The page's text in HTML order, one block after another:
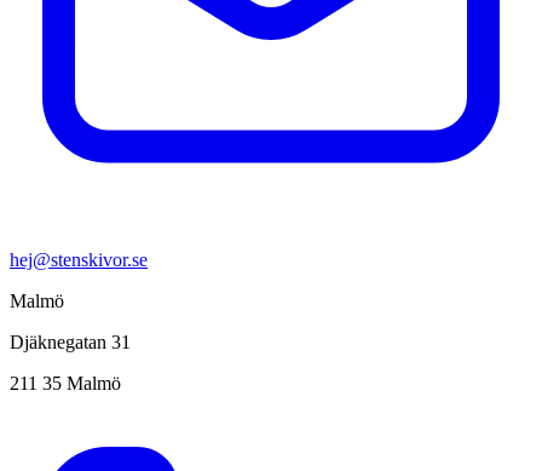
hej@stenskivor.se
Malmö
Djäknegatan 31
211 35 Malmö